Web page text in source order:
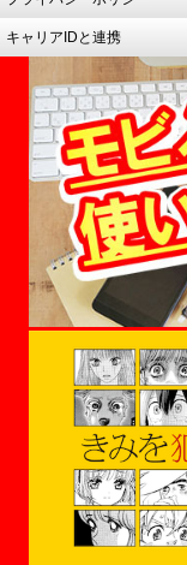
キャリアIDと連携